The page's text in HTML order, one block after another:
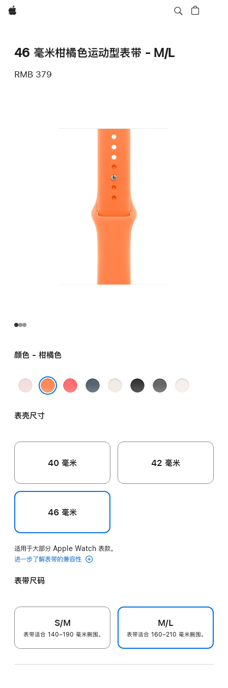
Apple
46 毫米柑橘色运动型表带 - M/L
RMB 379
颜色 - 柑橘色
浅
色
亮
铁
星
黑
岩
淡
表壳尺寸
40 毫米 42 毫米
46 毫米
适用于大部分 Apple Watch 表款。
进一步了解表带的兼容性
表带尺码
S/M
表带适合 140–190 毫米腕围。
M/L
表带适合 160–210 毫米腕围。